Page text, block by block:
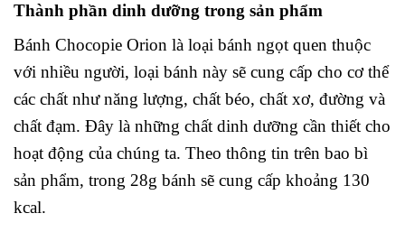
Thành phần dinh dưỡng trong sản phẩm
Bánh Chocopie Orion là loại bánh ngọt quen thuộc
với nhiều người, loại bánh này sẽ cung cấp cho cơ thể
các chất như năng lượng, chất béo, chất xơ, đường và
chất đạm. Đây là những chất dinh dưỡng cần thiết cho
hoạt động của chúng ta. Theo thông tin trên bao bì
sản phẩm, trong 28g bánh sẽ cung cấp khoảng 130
kcal.